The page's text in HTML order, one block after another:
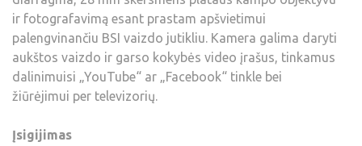
ir fotografavimą esant prastam apšvietimui
palengvinančiu BSI vaizdo jutikliu. Kamera galima daryti
aukštos vaizdo ir garso kokybės video įrašus, tinkamus
dalinimuisi „YouTube“ ar „Facebook“ tinkle bei
žiūrėjimui per televizorių.
Įsigijimas